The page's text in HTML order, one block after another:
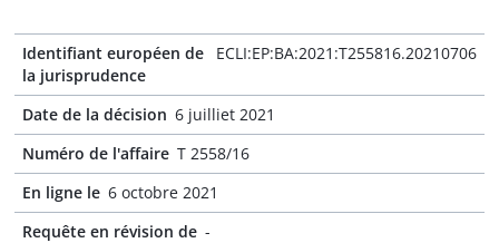
Identifiant européen de
la jurisprudence
ECLI:EP:BA:2021:T255816.20210706
Date de la décision 6 juilliet 2021
Numéro de l'affaire T 2558/16
En ligne le 6 octobre 2021
Requête en révision de -